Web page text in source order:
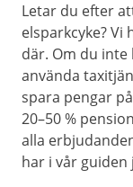
Letar du efter
elsparkcyke?
där. Om du
använda
spara pengar
20–50 %
alla
har i vår guiden